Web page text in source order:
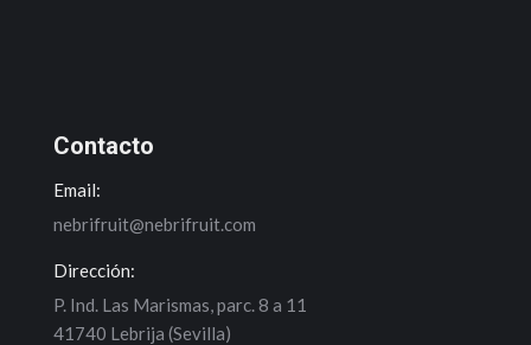
Contacto
Email:
nebrifruit@nebrifruit.com
Dirección:
P. Ind. Las Marismas, parc. 8 a 11
41740 Lebrija (Sevilla)